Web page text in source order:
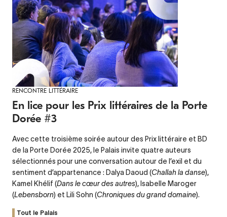
RENCONTRE LITTÉRAIRE
En lice pour les Prix littéraires de la Porte
Dorée #3
Avec cette troisième soirée autour des Prix littéraire et BD
de la Porte Dorée 2025, le Palais invite quatre auteurs
sélectionnés pour une conversation autour de l’exil et du
sentiment d’appartenance : Dalya Daoud (Challah la danse),
Kamel Khélif (Dans le cœur des autres), Isabelle Maroger
(Lebensborn) et Lili Sohn (Chroniques du grand domaine).
Tout le Palais